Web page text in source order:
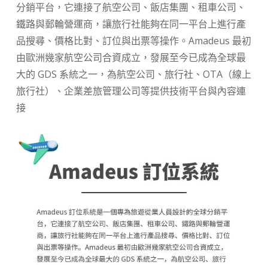
分銷平台，它連接了航空公司、飯店集團、租車公司、
鐵路與郵輪營運商，讓旅行社能夠在同一平台上進行產
品搜尋、價格比對、訂位與出票等操作。Amadeus 最初
由歐洲幾家航空公司合資成立，發展至今已成為全球最
大的 GDS 系統之一，為航空公司、旅行社、OTA（線上
旅行社）、企業差旅管理公司等提供技術平台與內容連
接